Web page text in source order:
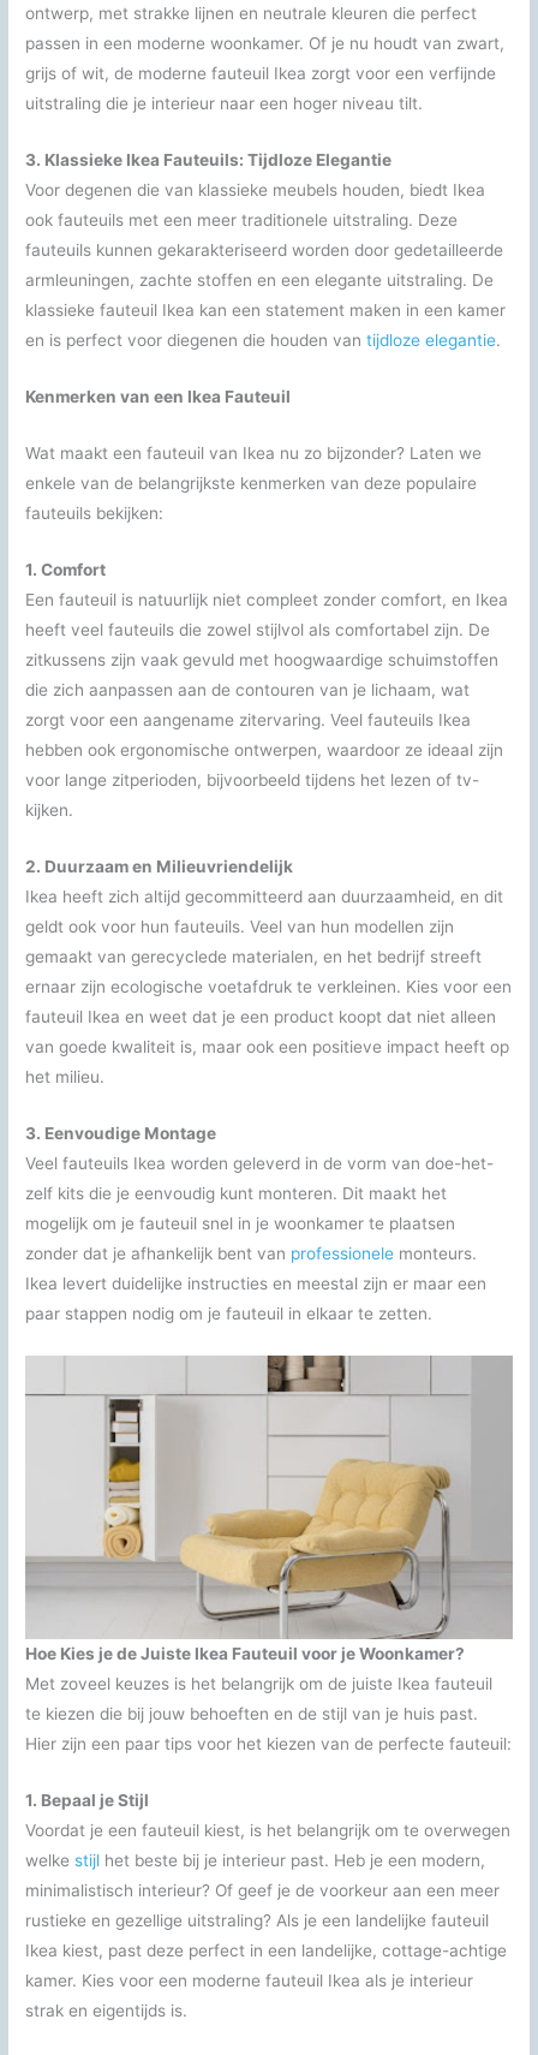
ontwerp, met strakke lijnen en neutrale kleuren die perfect
passen in een moderne woonkamer. Of je nu houdt van zwart,
grijs of wit, de moderne fauteuil Ikea zorgt voor een verfijnde
uitstraling die je interieur naar een hoger niveau tilt.
3. Klassieke Ikea Fauteuils: Tijdloze Elegantie
Voor degenen die van klassieke meubels houden, biedt Ikea
ook fauteuils met een meer traditionele uitstraling. Deze
fauteuils kunnen gekarakteriseerd worden door gedetailleerde
armleuningen, zachte stoffen en een elegante uitstraling. De
klassieke fauteuil Ikea kan een statement maken in een kamer
en is perfect voor diegenen die houden vantijdloze elegantie.
Kenmerken van een Ikea Fauteuil
Wat maakt een fauteuil van Ikea nu zo bijzonder? Laten we
enkele van de belangrijkste kenmerken van deze populaire
fauteuils bekijken:
1. Comfort
Een fauteuil is natuurlijk niet compleet zonder comfort, en Ikea
heeft veel fauteuils die zowel stijlvol als comfortabel zijn. De
zitkussens zijn vaak gevuld met hoogwaardige schuimstoffen
die zich aanpassen aan de contouren van je lichaam, wat
zorgt voor een aangename zitervaring. Veel fauteuils Ikea
hebben ook ergonomische ontwerpen, waardoor ze ideaal zijn
voor lange zitperioden, bijvoorbeeld tijdens het lezen of tv-
kijken.
2. Duurzaam en Milieuvriendelijk
Ikea heeft zich altijd gecommitteerd aan duurzaamheid, en dit
geldt ook voor hun fauteuils. Veel van hun modellen zijn
gemaakt van gerecyclede materialen, en het bedrijf streeft
ernaar zijn ecologische voetafdruk te verkleinen. Kies voor een
fauteuil Ikea en weet dat je een product koopt dat niet alleen
van goede kwaliteit is, maar ook een positieve impact heeft op
het milieu.
3. Eenvoudige Montage
Veel fauteuils Ikea worden geleverd in de vorm van doe-het-
zelf kits die je eenvoudig kunt monteren. Dit maakt het
mogelijk om je fauteuil snel in je woonkamer te plaatsen
zonder dat je afhankelijk bent van professionele monteurs.
Ikea levert duidelijke instructies en meestal zijn er maar een
paar stappen nodig om je fauteuil in elkaar te zetten.
Hoe Kies je de Juiste Ikea Fauteuil voor je Woonkamer?
Met zoveel keuzes is het belangrijk om de juiste Ikea fauteuil
te kiezen die bij jouw behoeften en de stijl van je huis past.
Hier zijn een paar tips voor het kiezen van de perfecte fauteuil:
1. Bepaal je Stijl
Voordat je een fauteuil kiest, is het belangrijk om te overwegen
welke stijl het beste bij je interieur past. Heb je een modern,
minimalistisch interieur? Of geef je de voorkeur aan een meer
rustieke en gezellige uitstraling? Als je een landelijke fauteuil
Ikea kiest, past deze perfect in een landelijke, cottage-achtige
kamer. Kies voor een moderne fauteuil Ikea als je interieur
strak en eigentijds is.